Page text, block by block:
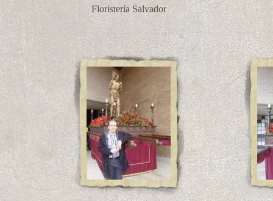
Floristería Salvador